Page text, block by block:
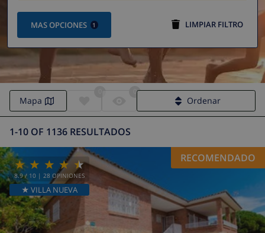
MAS OPCIONES 1 LIMPIAR FILTRO
1-10 OF 1136 RESULTADOS
Mapa Ordenar
8.9/ 10 | 28 OPINIONES
★ VILLA NUEVA
RECOMENDADO